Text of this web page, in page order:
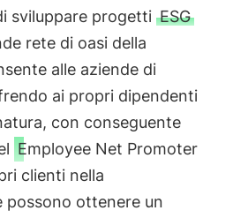
sviluppare progetti ESG
rete di oasi della
alle aziende di
ai propri dipendenti
con conseguente
Employee Net Promoter
clienti nella
possono ottenere un